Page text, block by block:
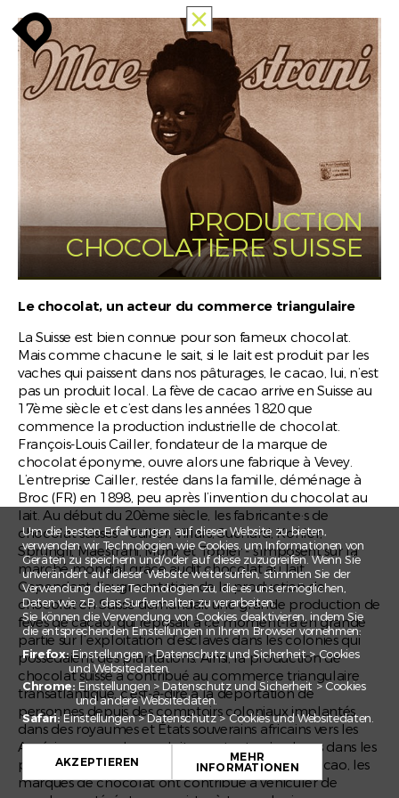
enroute enroute
ALLE
MEMORIES
OF
RACISM
PUBLIC
MAPPING
enroute INFO
+
−
Leaflet
close
PRODUCTION
CHOCOLATIÈRE SUISSE
Le chocolat, un acteur du commerce triangulaire
La Suisse est bien connue pour son fameux chocolat.
Mais comme chacun·e le sait, si le lait est produit par les
vaches qui paissent dans nos pâturages, le cacao, lui, n’est
pas un produit local. La fève de cacao arrive en Suisse au
17ème siècle et c’est dans les années 1820 que
commence la production industrielle de chocolat.
François-Louis Cailler, fondateur de la marque de
chocolat éponyme, ouvre alors une fabrique à Vevey.
L’entreprise Cailler, restée dans la famille, déménage à
Broc (FR) en 1898, peu après l’invention du chocolat au
lait. Au début du 20ème siècle, les fabricant·e·s de
chocolat suisses - Cailler, Villars, Suchard, Kohler,
Sprüngli, Maestrani, Munz et Tobler - s’imposent sur la
marché mondial grâce audit chocolat au lait.
Cependant, l’augmentation de la production de
chocolat en Suisse demandait une grande production de
fèves de cacao, qui reposait à ce moment-là en grande
partie sur l’exploitation d’esclaves dans les colonies qui
possédaient des plantations. Ainsi, la production de
chocolat suisse a contribué au commerce triangulaire
transatlantique, c’est-à-dire à la déportation de
personnes depuis des comptoirs coloniaux implantés
dans des royaumes et États souverains africains vers les
Amériques pour les exploiter en tant qu’esclaves dans les
plantations. Outre l’impact du commerce du cacao, les
marques de chocolat ont contribué à véhiculer de
Um die besten Erfahrungen auf dieser Website zu bieten,
verwenden wir Technologien wie Cookies, um Informationen von
Geräten zu speichern und/oder auf diese zuzugreifen. Wenn Sie
unverändert auf dieser Website weitersurfen, stimmen Sie der
Verwendung dieser Technologien zu, die es uns ermöglichen,
Daten wie z.B. das Surfverhalten zu verarbeiten.
Sie können die Verwendung von Cookies deaktivieren, indem Sie
die entsprechenden Einstellungen in Ihrem Browser vornehmen:
Firefox:Einstellungen > Datenschutz und Sicherheit > Cookies
und Websitedaten.
Chrome: Einstellungen > Datenschutz und Sicherheit > Cookies
und andere Websitedaten.
Safari:Einstellungen > Datenschutz > Cookies und Websitedaten.
AKZEPTIEREN MEHR
INFORMATIONEN